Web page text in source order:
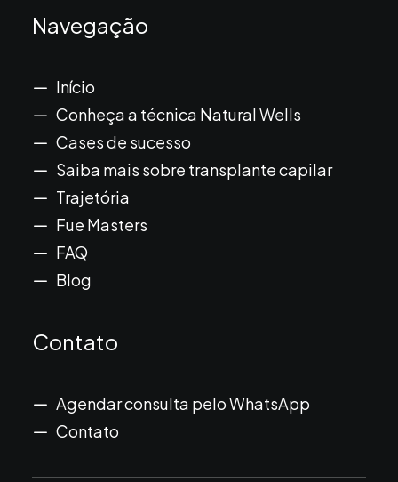
Navegação
Início
Conheça a técnica Natural Wells
Cases de sucesso
Saiba mais sobre transplante capilar
Trajetória
Fue Masters
FAQ
Blog
Contato
Agendar consulta pelo WhatsApp
Contato